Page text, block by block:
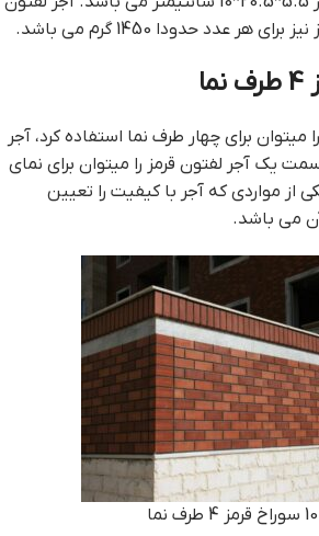
هر عدد حدودا 1450 گرم می باشد.
میتوان برای چهار طرف نما استفاده کرد، آجر
تهران یعنی هر 4 سمت یک آجر لفتون قرمز را میتوان برای نمای
از مواردی که آجر با کیفیت را تعیین